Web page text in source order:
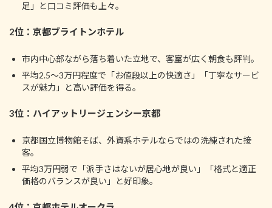
足」と口コミ評価も上々。
2位：京都ブライトンホテル
市内中心部ながら落ち着いた立地で、客室が広く朝食も評判。
平均2.5～3万円程度で「お値段以上の快適さ」「丁寧なサービ
スが魅力」と高い評価を得る。
3位：ハイアットリージェンシー京都
京都国立博物館そば、外資系ホテルならではの洗練された接
客。
平均3万円弱で「派手さはないが居心地が良い」「格式と適正
価格のバランスが良い」と好印象。